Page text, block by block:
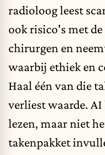
radioloog leest
ook risico's met
chirurgen en
waarbij ethiek en
Haal één van die
verliest waarde. AI
lezen, maar niet
takenpakket